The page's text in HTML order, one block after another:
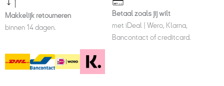
Makkelijk retourneren
binnen 14 dagen.
Betaal zoals jij wilt
met iDeal | Wero, Klarna,
Bancontact of creditcard.